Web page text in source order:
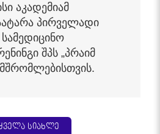
აკადემიამ
პირველადი
შპს „პრაიმ
სიახლე